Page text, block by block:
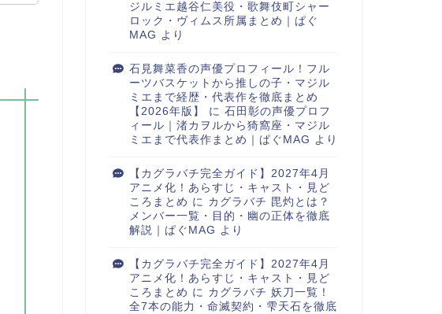
ジルミエ越谷仁美役・歌舞伎町シャー
ロック・ヴィムス所属まとめ｜ぱぐ
MAG より
石見舞菜香の声優プロフィール！フル
ーツバスケットから推しの子・マジル
ミエまで経歴・代表作を徹底まとめ
【2026年版】
に 石田彰の声優プロフ
ィール｜渚カヲルから猗窩座・マジル
ミエまで代表作まとめ｜ぱぐMAG より
【カグラバチ完全ガイド】2027年4月
アニメ化！あらすじ・キャスト・見ど
ころまとめ に カグラバチ 毘灼とは？
メンバー一覧・目的・幽の正体を徹底
解説｜ぱぐMAG より
【カグラバチ完全ガイド】2027年4月
アニメ化！あらすじ・キャスト・見ど
ころまとめ に カグラバチ 妖刀一覧！
全7本の能力・命滅契約・雫天石を徹底